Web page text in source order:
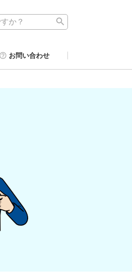
お問い合わせ